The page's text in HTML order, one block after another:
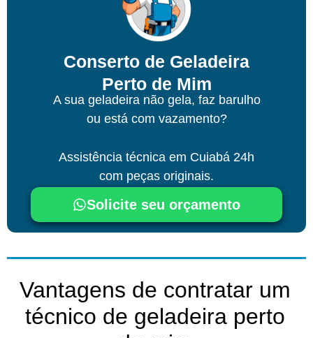
Conserto de Geladeira
Perto de Mim
A sua geladeira não gela, faz barulho
ou está com vazamento?
Assistência técnica em Cuiabá 24h
com peças originais.
Solicite seu orçamento
Vantagens de contratar um
técnico de geladeira perto